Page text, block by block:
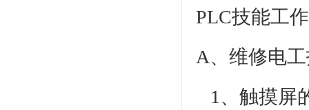
PLC技能工
A、维修电
1、触摸屏